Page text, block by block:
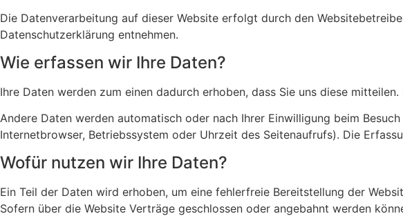
Die Datenverarbeitung auf dieser Website erfolgt durch den
Datenschutzerklärung entnehmen.
Wie erfassen wir Ihre Daten?
Ihre Daten werden zum einen dadurch erhoben, dass Sie uns diese
Andere Daten werden automatisch oder nach Ihrer Einwilligung beim
Internetbrowser, Betriebssystem oder Uhrzeit des Seitenaufrufs). Die
Wofür nutzen wir Ihre Daten?
Ein Teil der Daten wird erhoben, um eine fehlerfreie Bereitstellung der
Sofern über die Website Verträge geschlossen oder angebahnt werden